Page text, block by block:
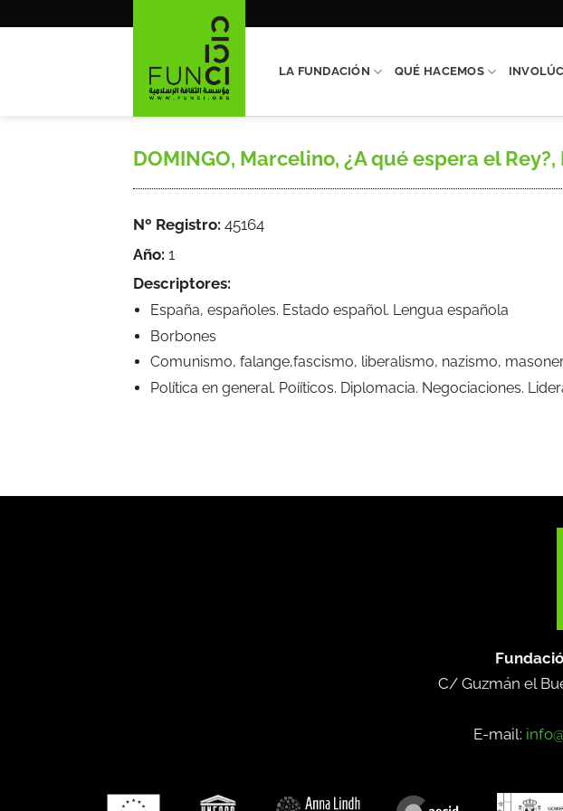
LA FUNDACIÓN QUÉ HACEMOS
DOMINGO, Marcelino, ¿A qué espera el
Nº Registro: 45164
Año: 1
Descriptores:
España, españoles. Estado español. Lengua española
Borbones
Comunismo, falange,fascismo, liberalismo, nazismo,
Política en general. Poííticos. Diplomacia. Negociaciones.
C/ Guzmán el
E-mail: